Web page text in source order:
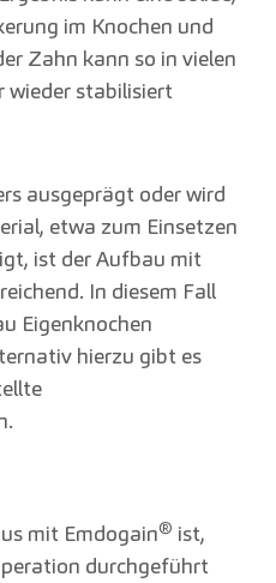
im Knochen und
Zahn kann so in vielen
wieder stabilisiert
ausgeprägt oder wird
etwa zum Einsetzen
ist der Aufbau mit
In diesem Fall
Eigenknochen
hierzu gibt es
mit Emdogain® ist,
durchgeführt